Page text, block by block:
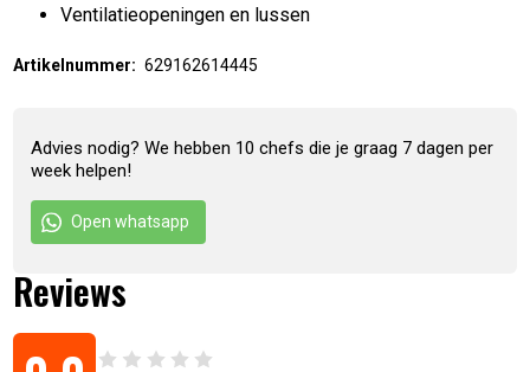
Ventilatieopeningen en lussen
Artikelnummer: 629162614445
Advies nodig? We hebben 10 chefs die je graag 7 dagen per
week helpen!
Open whatsapp
Reviews